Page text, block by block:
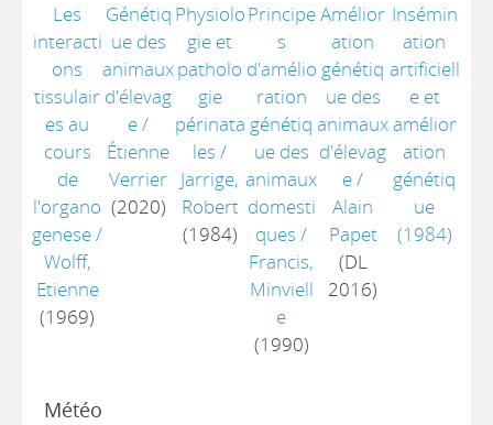
Les
interacti
ons
tissulair
es au
cours
de
l'organo
genese/
Wolff,
Etienne
(1969)
Génétiq
ue des
animaux
d'élevag
e/
Étienne
Verrier
(2020)
Physiolo
gie et
patholo
gie
périnata
les /
Jarrige,
Robert
(1984)
Principe
s
d'amélio
ration
génétiq
ue des
animaux
domesti
ques /
Francis,
Minviell
e
(1990)
Amélior
ation
génétiq
ue des
animaux
d'élevag
e/
Alain
Papet
(DL
2016)
Insémin
ation
artificiell
e et
amélior
ation
génétiq
ue
(1984)
Météo